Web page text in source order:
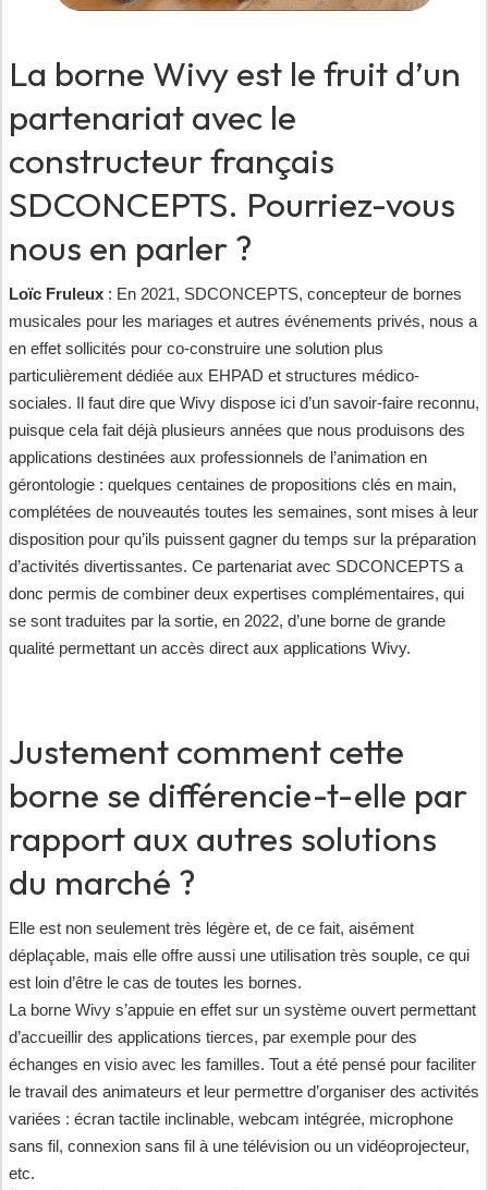
La borne Wivy est le fruit d’un
partenariat avec le
constructeur français
SDCONCEPTS. Pourriez-vous
nous en parler ?
Loïc Fruleux : En 2021, SDCONCEPTS, concepteur de bornes
musicales pour les mariages et autres événements privés, nous a
en effet sollicités pour co-construire une solution plus
particulièrement dédiée aux EHPAD et structures médico-
sociales. Il faut dire que Wivy dispose ici d’un savoir-faire reconnu,
puisque cela fait déjà plusieurs années que nous produisons des
applications destinées aux professionnels de l’animation en
gérontologie : quelques centaines de propositions clés en main,
complétées de nouveautés toutes les semaines, sont mises à leur
disposition pour qu’ils puissent gagner du temps sur la préparation
d’activités divertissantes. Ce partenariat avec SDCONCEPTS a
donc permis de combiner deux expertises complémentaires, qui
se sont traduites par la sortie, en 2022, d’une borne de grande
qualité permettant un accès direct aux applications Wivy.
Justement comment cette
borne se différencie-t-elle par
rapport aux autres solutions
du marché ?
Elle est non seulement très légère et, de ce fait, aisément
déplaçable, mais elle offre aussi une utilisation très souple, ce qui
est loin d’être le cas de toutes les bornes.
La borne Wivy s’appuie en effet sur un système ouvert permettant
d’accueillir des applications tierces, par exemple pour des
échanges en visio avec les familles. Tout a été pensé pour faciliter
le travail des animateurs et leur permettre d’organiser des activités
variées : écran tactile inclinable, webcam intégrée, microphone
sans fil, connexion sans fil à une télévision ou un vidéoprojecteur,
etc.